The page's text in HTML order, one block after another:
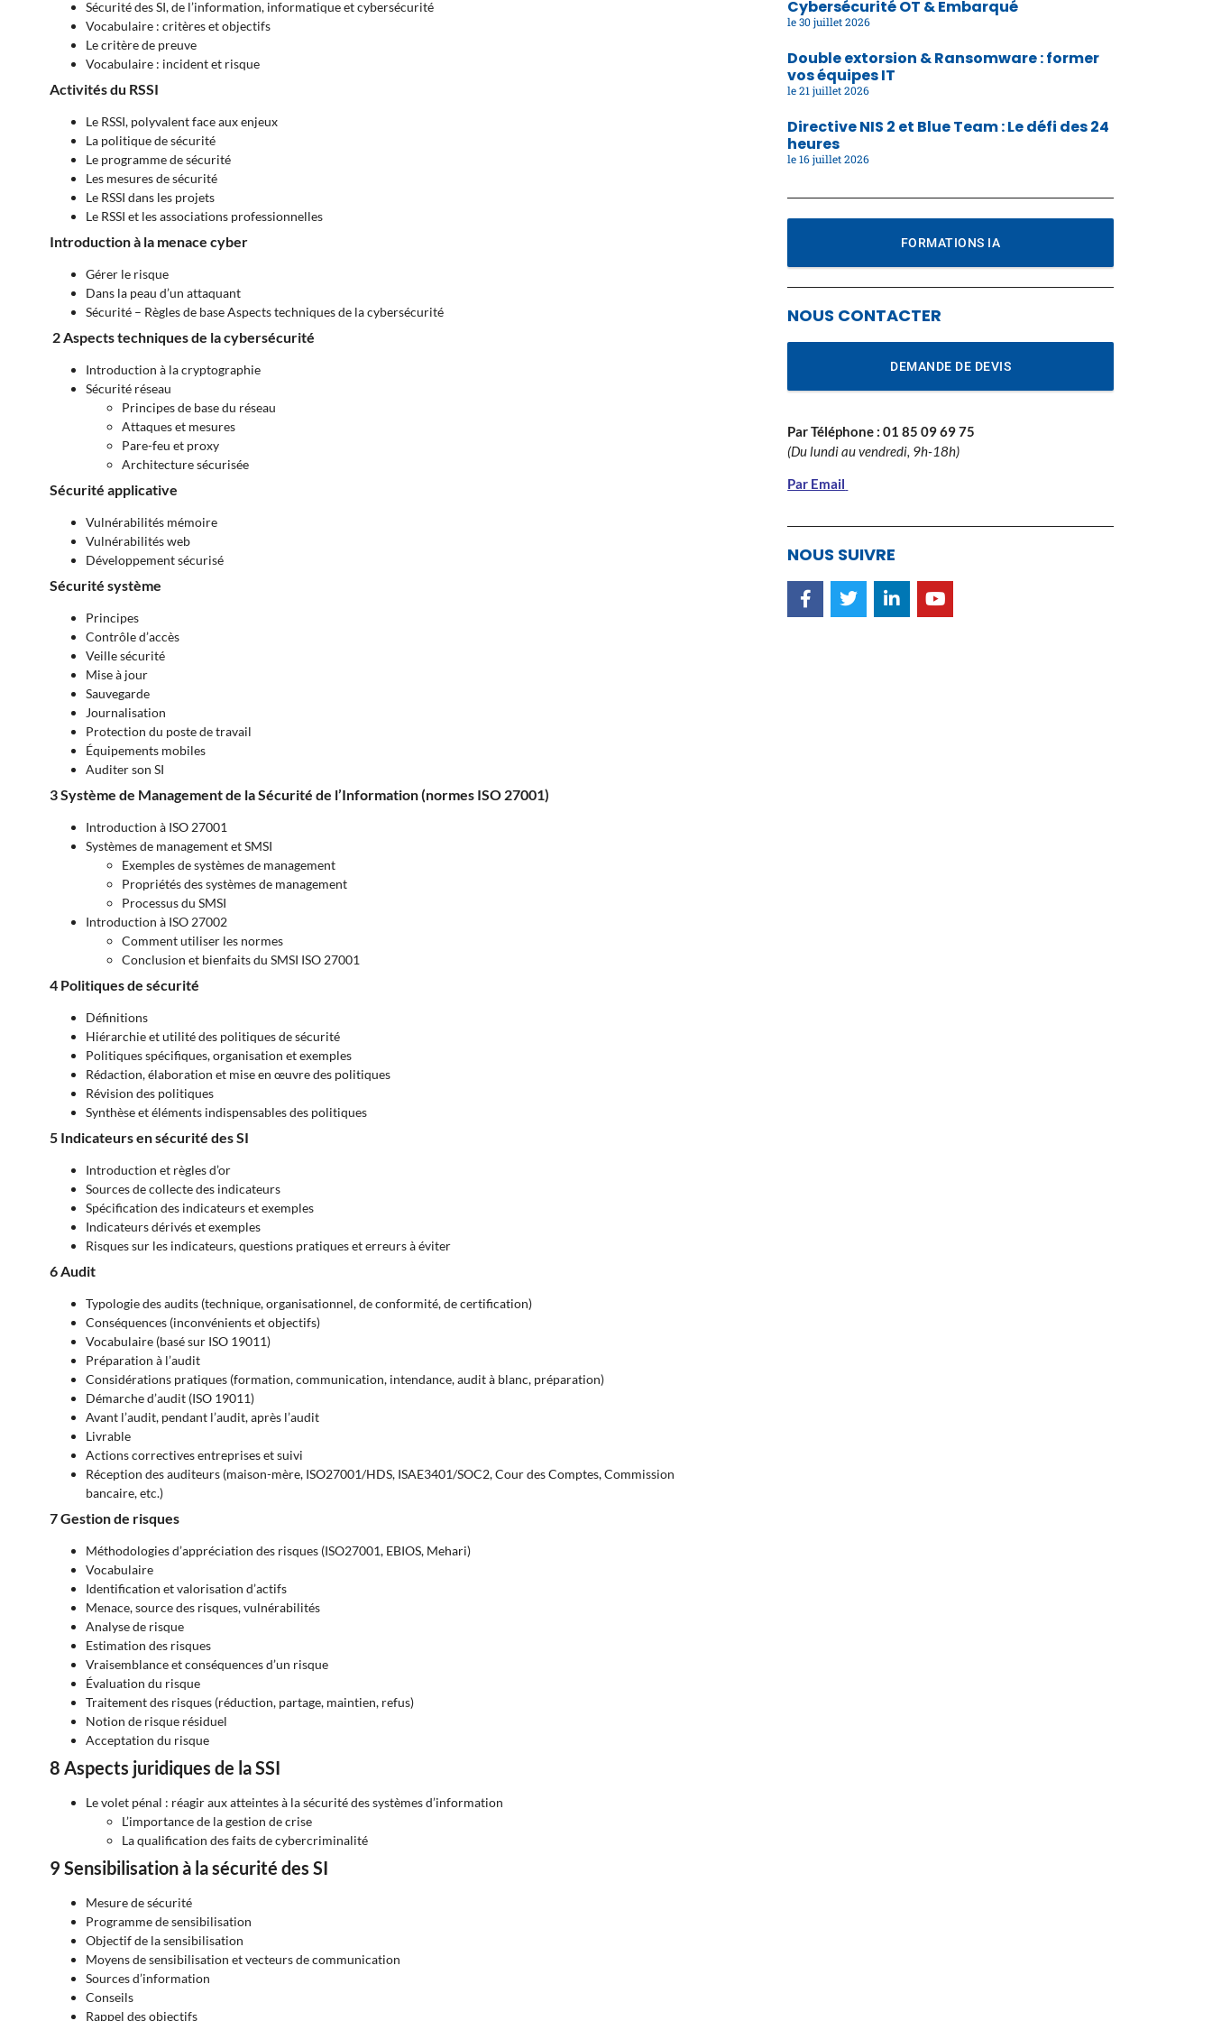
Sécurité des SI, de l’information, informatique et cybersécurité
Vocabulaire : critères et objectifs
Le critère de preuve
Vocabulaire : incident et risque
Activités du RSSI
Le RSSI, polyvalent face aux enjeux
La politique de sécurité
Le programme de sécurité
Les mesures de sécurité
Le RSSI dans les projets
Le RSSI et les associations professionnelles
Introduction à la menace cyber
Gérer le risque
Dans la peau d’un attaquant
Sécurité – Règles de base Aspects techniques de la cybersécurité
2 Aspects techniques de la cybersécurité
Introduction à la cryptographie
Sécurité réseau
Principes de base du réseau
Attaques et mesures
Pare-feu et proxy
Architecture sécurisée
Sécurité applicative
Vulnérabilités mémoire
Vulnérabilités web
Développement sécurisé
Sécurité système
Principes
Contrôle d’accès
Veille sécurité
Mise à jour
Sauvegarde
Journalisation
Protection du poste de travail
Équipements mobiles
Auditer son SI
3 Système de Management de la Sécurité de l’Information (normes ISO 27001)
Introduction à ISO 27001
Systèmes de management et SMSI
Exemples de systèmes de management
Propriétés des systèmes de management
Processus du SMSI
Introduction à ISO 27002
Comment utiliser les normes
Conclusion et bienfaits du SMSI ISO 27001
4 Politiques de sécurité
Définitions
Hiérarchie et utilité des politiques de sécurité
Politiques spécifiques, organisation et exemples
Rédaction, élaboration et mise en œuvre des politiques
Révision des politiques
Synthèse et éléments indispensables des politiques
5 Indicateurs en sécurité des SI
Introduction et règles d’or
Sources de collecte des indicateurs
Spécification des indicateurs et exemples
Indicateurs dérivés et exemples
Risques sur les indicateurs, questions pratiques et erreurs à éviter
6 Audit
Typologie des audits (technique, organisationnel, de conformité, de certification)
Conséquences (inconvénients et objectifs)
Vocabulaire (basé sur ISO 19011)
Préparation à l’audit
Considérations pratiques (formation, communication, intendance, audit à blanc, préparation)
Démarche d’audit (ISO 19011)
Avant l’audit, pendant l’audit, après l’audit
Livrable
Actions correctives entreprises et suivi
Réception des auditeurs (maison-mère, ISO27001/HDS, ISAE3401/SOC2, Cour des Comptes, Commission
bancaire, etc.)
7 Gestion de risques
Méthodologies d’appréciation des risques (ISO27001, EBIOS, Mehari)
Vocabulaire
Identification et valorisation d’actifs
Menace, source des risques, vulnérabilités
Analyse de risque
Estimation des risques
Vraisemblance et conséquences d’un risque
Évaluation du risque
Traitement des risques (réduction, partage, maintien, refus)
Notion de risque résiduel
Acceptation du risque
8 Aspects juridiques de la SSI
Le volet pénal : réagir aux atteintes à la sécurité des systèmes d’information
L’importance de la gestion de crise
La qualification des faits de cybercriminalité
9 Sensibilisation à la sécurité des SI
Mesure de sécurité
Programme de sensibilisation
Objectif de la sensibilisation
Moyens de sensibilisation et vecteurs de communication
Sources d’information
Conseils
Rappel des objectifs
Cybersécurité OT & Embarqué
30 juillet 2026
Double extorsion & Ransomware : former
vos équipes IT
21 juillet 2026
Directive NIS 2 et Blue Team : Le défi des 24
heures
16 juillet 2026
FORMATIONS IA
NOUS CONTACTER
DEMANDE DE DEVIS
Par Téléphone : 01 85 09 69 75
(Du lundi au vendredi, 9h-18h)
Par Email
NOUS SUIVRE